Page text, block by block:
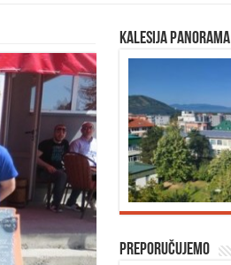
Kalesija panorama
Preporučujemo